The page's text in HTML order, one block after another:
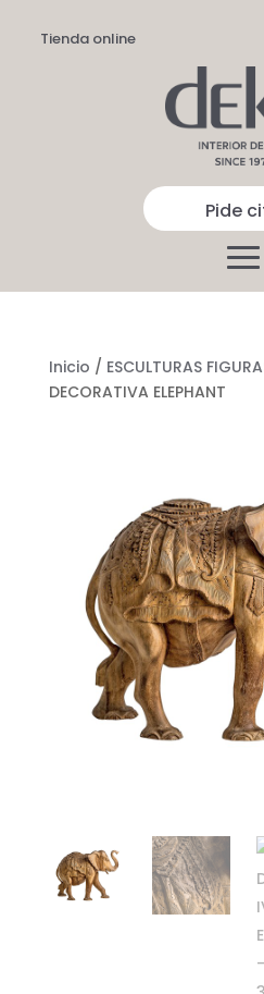
Tienda online
Pide
Inicio / ESCULTURAS
DECORATIVA ELEPHANT